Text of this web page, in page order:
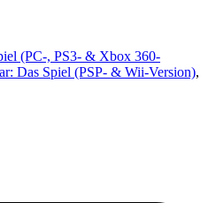
(PC-, PS3- & Xbox 360-
Das Spiel (PSP- & Wii-Version),